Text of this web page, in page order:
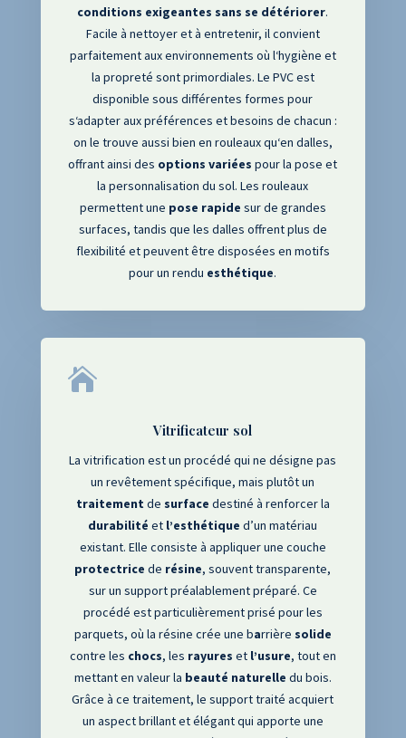
conditions exigeantes sans se détériorer.
Facile à nettoyer et à entretenir, il convient
parfaitement aux environnements où l‘hygiène et
la propreté sont primordiales. Le PVC est
disponible sous différentes formes pour
s‘adapter aux préférences et besoins de chacun :
on le trouve aussi bien en rouleaux qu‘en dalles,
offrant ainsi des options variées pour la pose et
la personnalisation du sol. Les rouleaux
permettent une pose rapide sur de grandes
surfaces, tandis que les dalles offrent plus de
flexibilité et peuvent être disposées en motifs
pour un rendu esthétique.

Vitrificateur sol
La vitrification est un procédé qui ne désigne pas
un revêtement spécifique, mais plutôt un
traitement de surface destiné à renforcer la
durabilité et l’esthétique d’un matériau
existant. Elle consiste à appliquer une couche
protectrice de résine, souvent transparente,
sur un support préalablement préparé. Ce
procédé est particulièrement prisé pour les
parquets, où la résine crée une barrière solide
contre les chocs, les rayures et l’usure, tout en
mettant en valeur la beauté naturelle du bois.
Grâce à ce traitement, le support traité acquiert
un aspect brillant et élégant qui apporte une